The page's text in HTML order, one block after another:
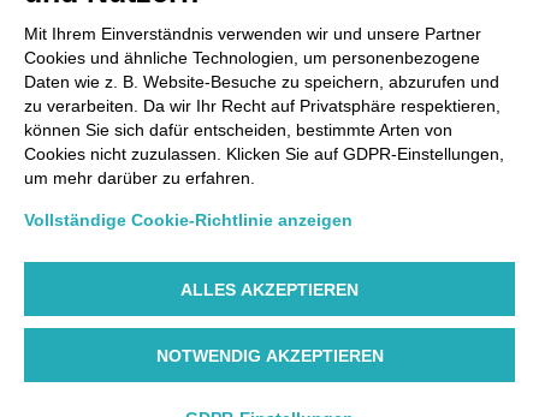
©AIR DOLOMITI S.p.A. Linee Aeree Regionali Europee I
Socio Unico Deutsche Lufthansa A.G. - Cap. Soc. €
Mit Ihrem Einverständnis verwenden wir und unsere Partner
Cookies und ähnliche Technologien, um personenbezogene
Daten wie z. B. Website-Besuche zu speichern, abzurufen und
zu verarbeiten. Da wir Ihr Recht auf Privatsphäre respektieren,
können Sie sich dafür entscheiden, bestimmte Arten von
Cookies nicht zuzulassen. Klicken Sie auf GDPR-Einstellungen,
um mehr darüber zu erfahren.
Vollständige Cookie-Richtlinie anzeigen
ALLES AKZEPTIEREN
NOTWENDIG AKZEPTIEREN